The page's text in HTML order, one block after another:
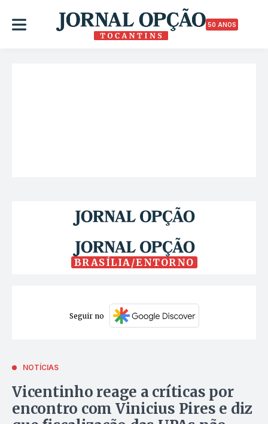
50 ANOS
BRASÍLIA/ENTORNO
Seguir no
NOTÍCIAS
Vicentinho reage a críticas por
encontro com Vinicius Pires e diz